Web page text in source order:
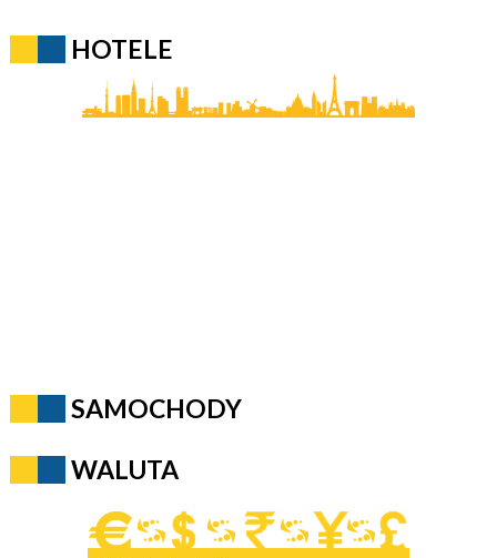
HOTELE
SAMOCHODY
WALUTA